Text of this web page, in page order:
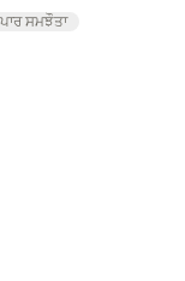
ਸਮਝੌਤਾ